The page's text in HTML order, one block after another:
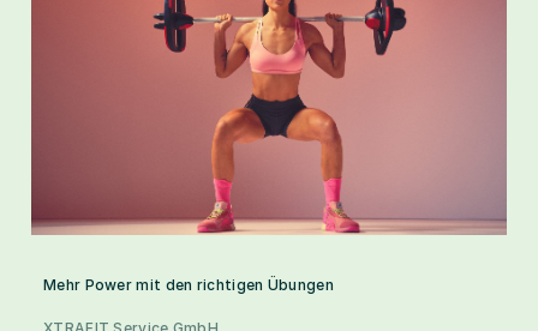
Mehr Power mit den richtigen Übungen